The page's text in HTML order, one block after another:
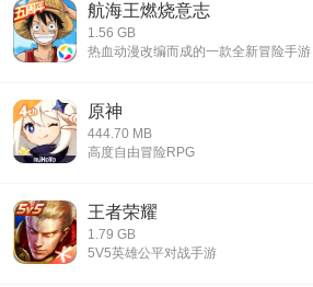
航海王燃烧意志
1.56 GB
热血动漫改编而成的一款全新冒险手游
原神
444.70 MB
高度自由冒险RPG
王者荣耀
1.79 GB
5V5英雄公平对战手游